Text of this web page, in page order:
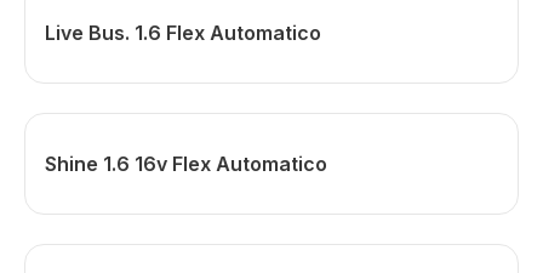
Live Bus. 1.6 Flex Automatico
Shine 1.6 16v Flex Automatico